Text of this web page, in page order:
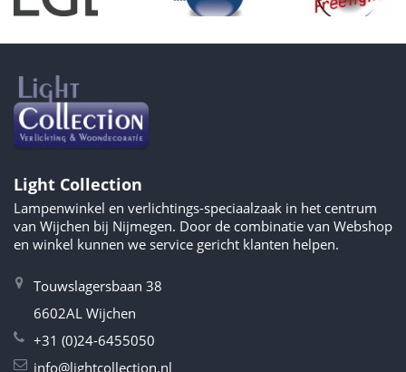
Light Collection
Lampenwinkel en verlichtings-speciaalzaak in het centrum
van Wijchen bij Nijmegen. Door de combinatie van Webshop
en winkel kunnen we service gericht klanten helpen.
Touwslagersbaan 38
6602AL Wijchen
+31 (0)24-6455050
info@lightcollection.nl